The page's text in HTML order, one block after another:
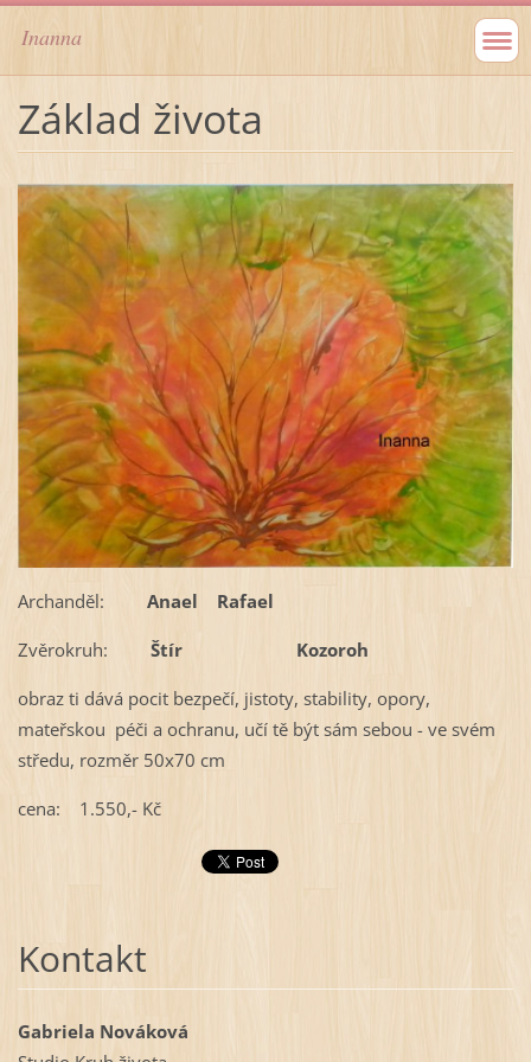
Inanna
Základ života
Archanděl: Anael Rafael
Zvěrokruh: Štír Kozoroh
obraz ti dává pocit bezpečí, jistoty, stability, opory,
mateřskou péči a ochranu, učí tě být sám sebou - ve svém
středu, rozměr 50x70 cm
cena: 1.550,- Kč
Kontakt
Gabriela Nováková